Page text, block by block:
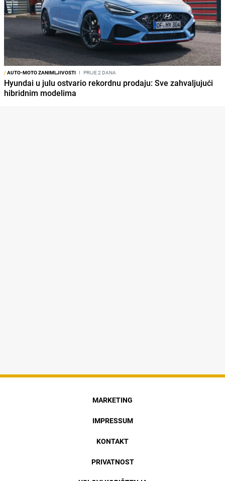
/AUTO-MOTO ZANIMLJIVOSTI I PRIJE 2 DANA
Hyundai u julu ostvario rekordnu prodaju: Sve zahvaljujući
hibridnim modelima
MARKETING
IMPRESSUM
KONTAKT
PRIVATNOST